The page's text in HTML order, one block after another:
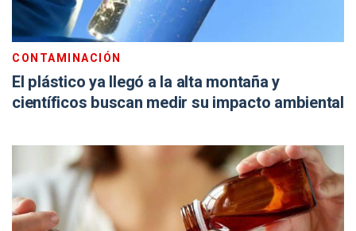
CONTAMINACIÓN
El plástico ya llegó a la alta montaña y
científicos buscan medir su impacto ambiental